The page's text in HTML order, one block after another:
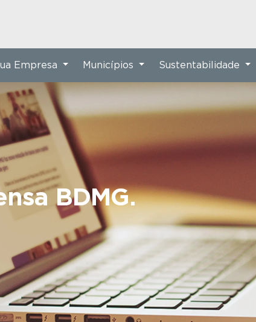
BDMG.
Empresa Municípios Sustentabilidade